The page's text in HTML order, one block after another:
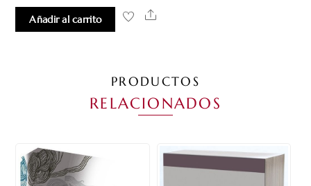
Añadir al carrito Share
PRODUCTOS
RELACIONADOS